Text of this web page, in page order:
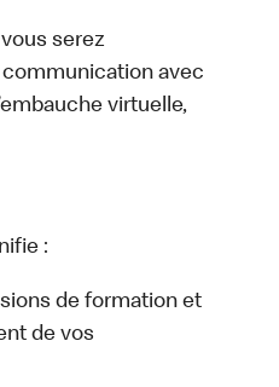
serez
avec
virtuelle,
:
de formation et
de vos